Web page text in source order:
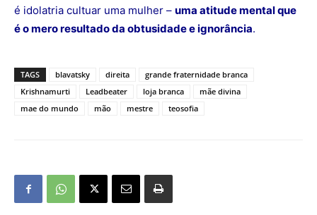
é idolatria cultuar uma mulher – uma atitude mental que
é o mero resultado da obtusidade e ignorância.
TAGS blavatsky direita
grande fraternidade branca
Krishnamurti
Leadbeater loja branca
mãe divina
mae do mundo
mão mestre teosofia